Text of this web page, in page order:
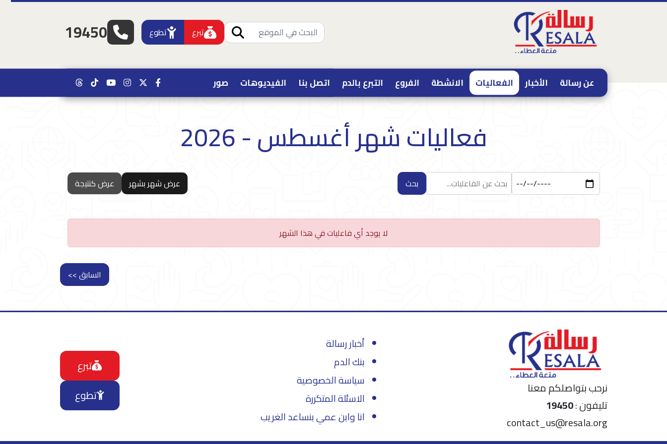
تبرع تطوع 19450
عن رسالة الأخبار الفعاليات الانشطة الفروع التبرع بالدم اتصل بنا الفيديوهات صور
فعاليات شهر أغسطس - 2026
بحث عرض شهر بشهر عرض كنتيجة
لا يوجد أي فاعليات في هذا الشهر
السابق >>
نرحب بتواصلكم معنا
تليفون :19450
contact_us@resala.org
أخبار رسالة
بنك الدم
سياسة الخصوصية
الاسئلة المتكررة
انا وابن عمي بنساعد الغريب
تبرع
تطوع